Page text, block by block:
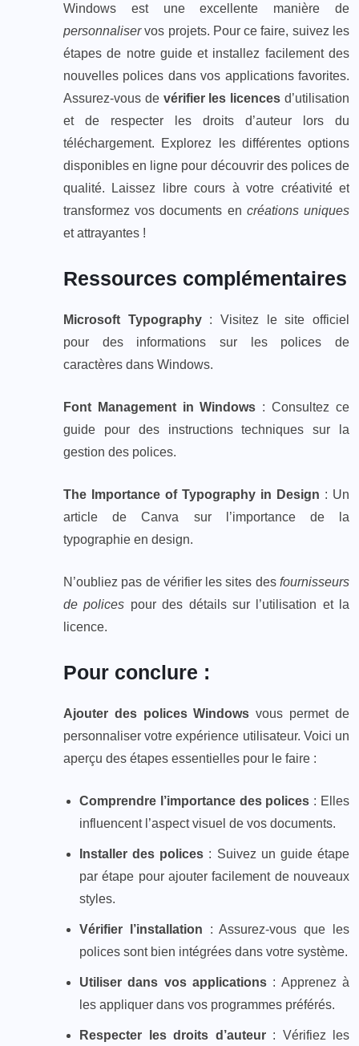
Windows est une excellente manière de
personnaliservos projets. Pour ce faire, suivez les
étapes de notre guide et installez facilement des
nouvelles polices dans vos applications favorites.
Assurez-vous de vérifier les licences d’utilisation
et de respecter les droits d’auteur lors du
téléchargement. Explorez les différentes options
disponibles en ligne pour découvrir des polices de
qualité. Laissez libre cours à votre créativité et
transformez vos documents en créations uniques
et attrayantes !
Ressources complémentaires
Microsoft Typography: Visitez le site officiel
pour des informations sur les polices de
caractères dans Windows.
Font Management in Windows : Consultez ce
guide pour des instructions techniques sur la
gestion des polices.
The Importance of Typography in Design : Un
article de Canva sur l’importance de la
typographie en design.
N’oubliez pas de vérifier les sites des fournisseurs
de polices pour des détails sur l’utilisation et la
licence.
Pour conclure :
Ajouter des polices Windows vous permet de
personnaliser votre expérience utilisateur. Voici un
aperçu des étapes essentielles pour le faire :
Comprendre l’importance des polices : Elles
influencent l’aspect visuel de vos documents.
Installer des polices : Suivez un guide étape
par étape pour ajouter facilement de nouveaux
styles.
Vérifier l’installation : Assurez-vous que les
polices sont bien intégrées dans votre système.
Utiliser dans vos applications : Apprenez à
les appliquer dans vos programmes préférés.
Respecter les droits d’auteur: Vérifiez les